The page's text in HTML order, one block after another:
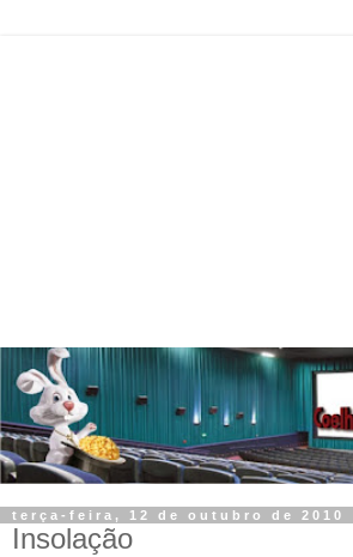
terça-feira, 12 de outubro de 2010
Insolação